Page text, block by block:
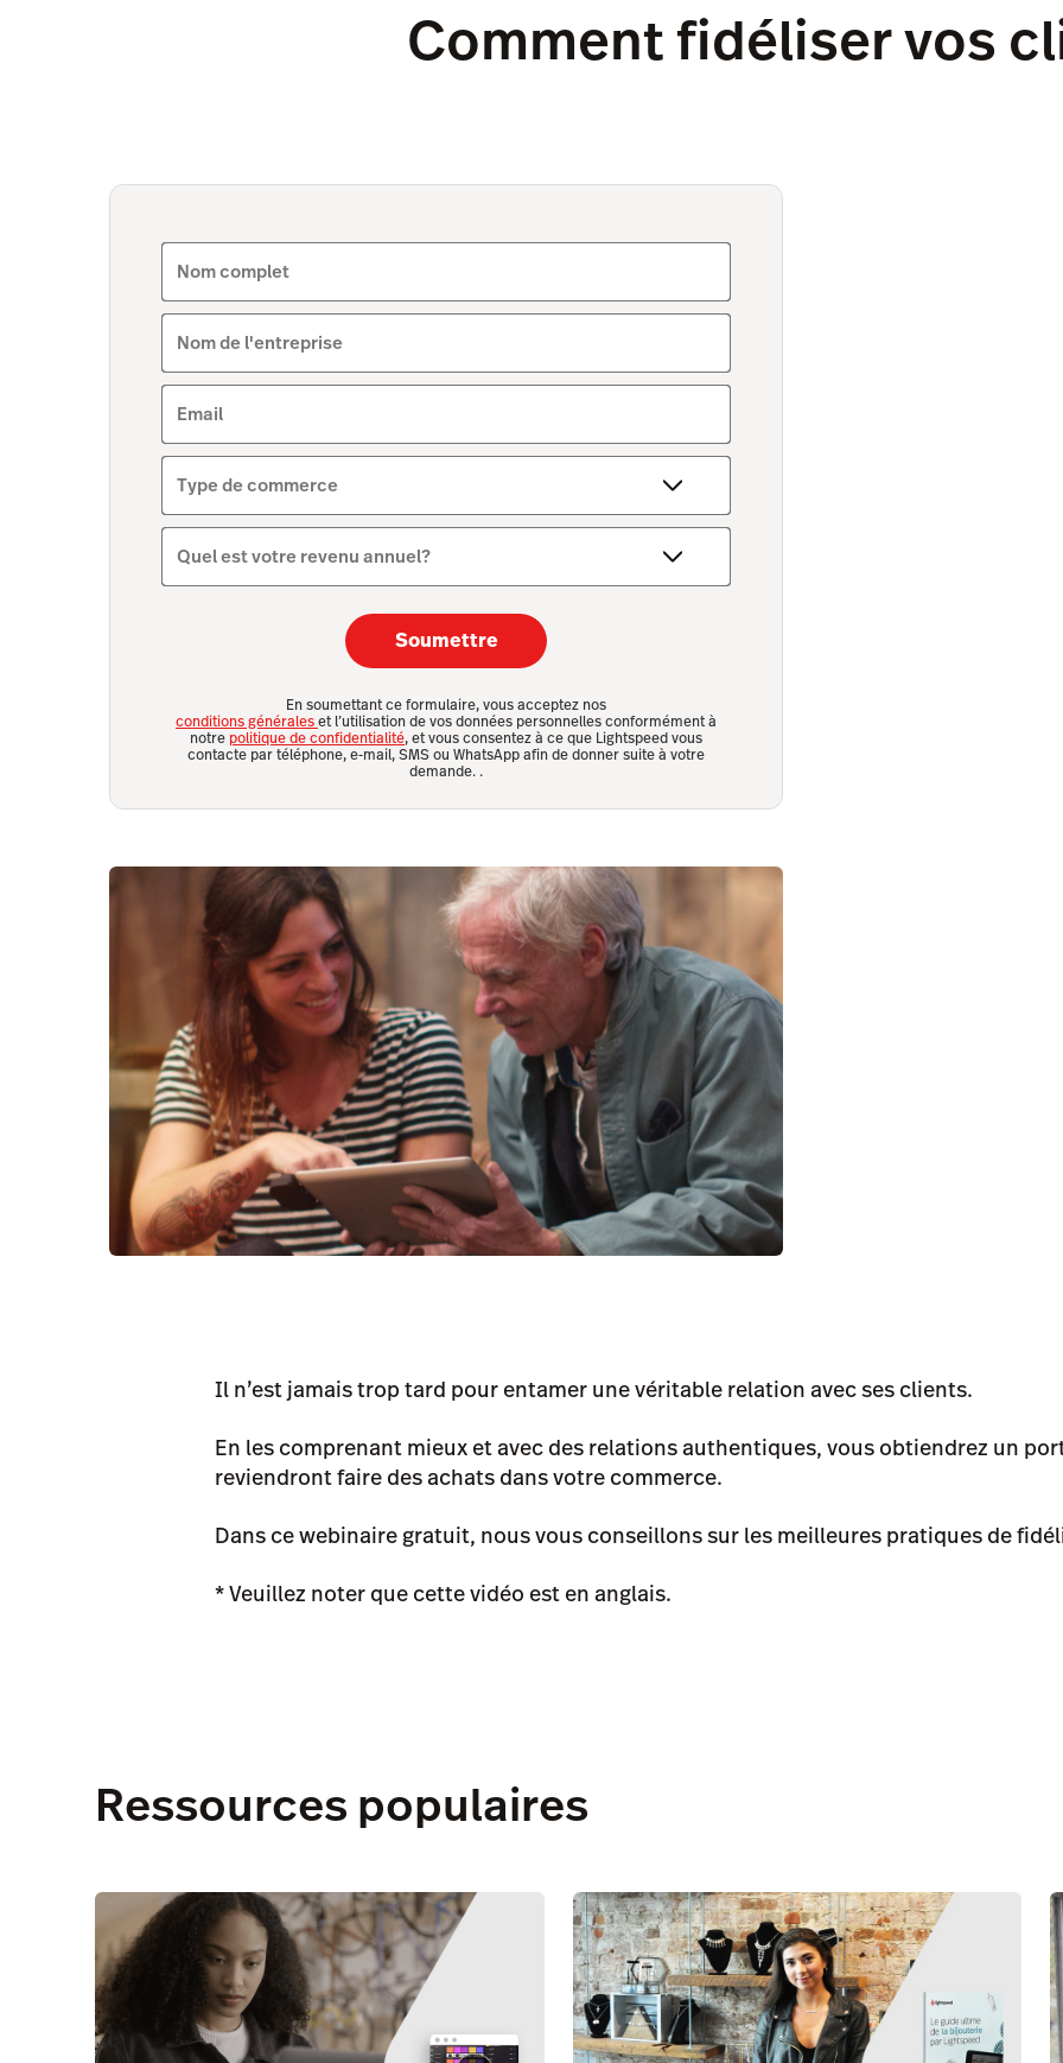
Comment fidéliser vos
Nom complet
Nom de l'entreprise
Email
Type de commerce
Quel est votre revenu annuel?
Soumettre
En soumettant ce formulaire, vous acceptez nos
conditions généraleset l’utilisation de vos données personnelles conformément à
notre politique de confidentialité, et vous consentez à ce que Lightspeed vous
contacte par téléphone, e-mail, SMS ou WhatsApp afin de donner suite à votre
demande. .
Il n’est jamais trop tard pour entamer une véritable relation avec ses clients.
En les comprenant mieux et avec des relations authentiques, vous obtiendrez un
reviendront faire des achats dans votre commerce.
Dans ce webinaire gratuit, nous vous conseillons sur les meilleures pratiques de
* Veuillez noter que cette vidéo est en anglais.
Ressources populaires